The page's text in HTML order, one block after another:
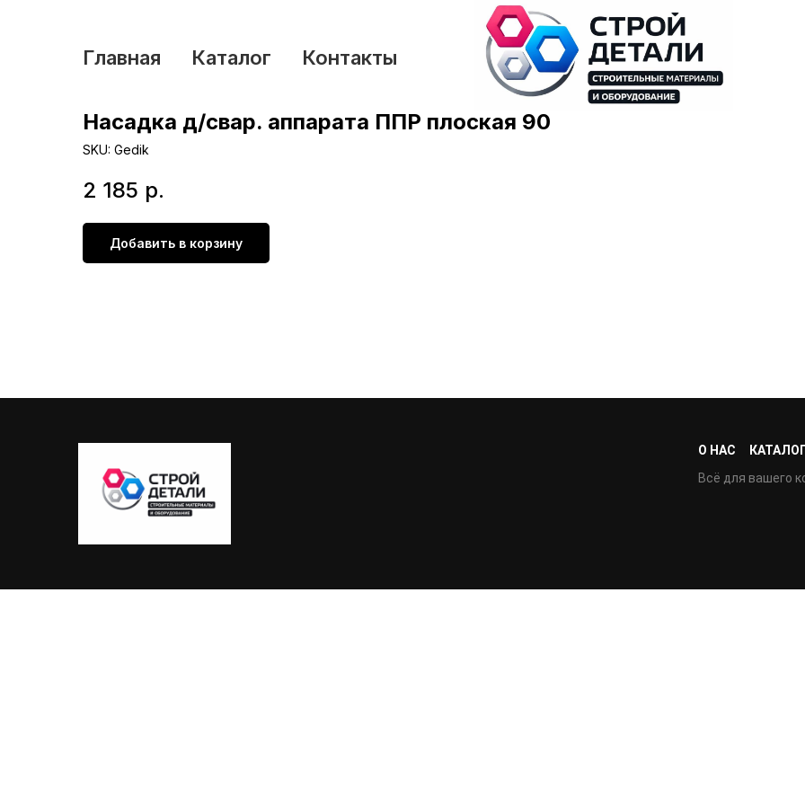
Главная Каталог Контакты
Насадка д/свар. аппарата ППР плоская 90
SKU: Gedik
2 185 р.
Добавить в корзину
О НАС
Всё для вашего